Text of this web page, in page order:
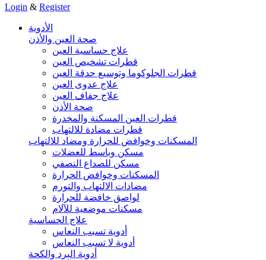
Login & Register
الأدوية
صحة العين والأذن
علاج حساسية العين
قطرات تشخيص العين
قطرات الجلوكوما وتوسيع حدقة العين
علاج عدوى العين
علاج جفاف العين
صحة الأذن
قطرات العين المسكنة والمخدرة
قطرات مضادة للالتهاب
المسكنات وخوافض للحرارة ومضاد للالتهاب
مسكن وباسط للعضلات
مسكن للصداع النصفي
المسكنات وخوافض الحرارة
مضادات الالتهاب والتورم
لواصق خافضة للحرارة
مسكنات موضعية للآلام
علاج الحساسية
أدوية تسبب النعاس
أدوية لا تسبب النعاس
أدوية البرد والكحة